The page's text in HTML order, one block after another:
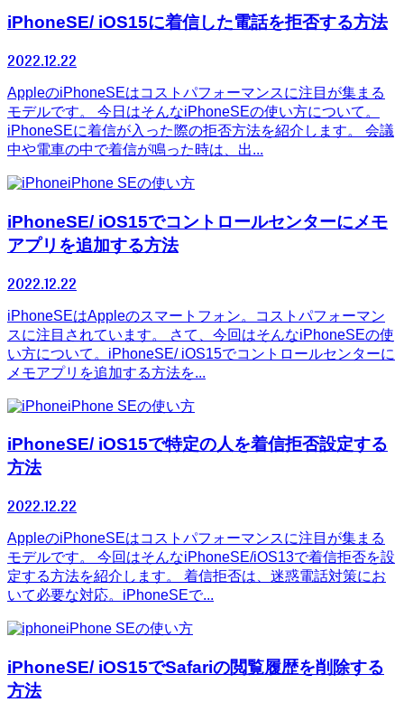
iPhoneSE/ iOS15に着信した電話を拒否する方法
2022.12.22
AppleのiPhoneSEはコストパフォーマンスに注目が集まる
モデルです。 今日はそんなiPhoneSEの使い方について。
iPhoneSEに着信が入った際の拒否方法を紹介します。 会議
中や電車の中で着信が鳴った時は、出...
iPhone SEの使い方
iPhoneSE/ iOS15でコントロールセンターにメモ
アプリを追加する方法
2022.12.22
iPhoneSEはAppleのスマートフォン。コストパフォーマン
スに注目されています。 さて、今回はそんなiPhoneSEの使
い方について。iPhoneSE/ iOS15でコントロールセンターに
メモアプリを追加する方法を...
iPhone SEの使い方
iPhoneSE/ iOS15で特定の人を着信拒否設定する
方法
2022.12.22
AppleのiPhoneSEはコストパフォーマンスに注目が集まる
モデルです。 今回はそんなiPhoneSE/iOS13で着信拒否を設
定する方法を紹介します。 着信拒否は、迷惑電話対策にお
いて必要な対応。iPhoneSEで...
iPhone SEの使い方
iPhoneSE/ iOS15でSafariの閲覧履歴を削除する
方法